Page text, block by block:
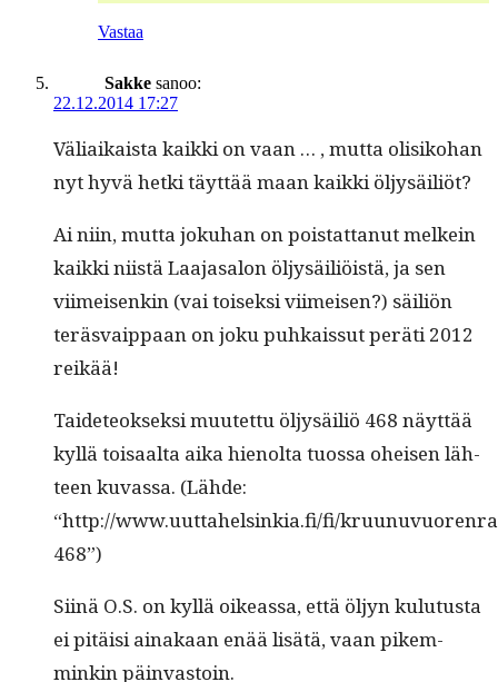
Vastaa
Sakke sanoo:
22.12.2014 17:27
Väli­aikaista kaik­ki on vaan … , mut­ta olisiko­han
nyt hyvä het­ki täyt­tää maan kaik­ki öljysäiliöt?
Ai niin, mut­ta jokuhan on pois­tat­tanut melkein
kaik­ki niistä Laa­jasa­lon öljysäil­iöistä, ja sen
viimeisenkin (vai toisek­si viimeisen?) säil­iön
teräs­vaip­paan on joku puhkaissut peräti 2012
reikää!
Taide­teok­sek­si muutet­tu öljysäil­iö 468 näyt­tää
kyl­lä toisaal­ta aika hienol­ta tuos­sa oheisen läh­
teen kuvas­sa. (Lähde:
“http://www.uuttahelsinkia.fi/fi/
468”)
Siinä O.S. on kyl­lä oike­as­sa, että öljyn kulu­tus­ta
ei pitäisi ainakaan enää lisätä, vaan pikem­
minkin päinvastoin.